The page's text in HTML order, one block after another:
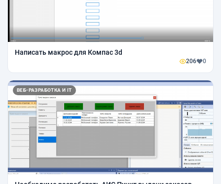
Написать макрос для Компас 3d
206 0
ВЕБ-РАЗРАБОТКА И IT